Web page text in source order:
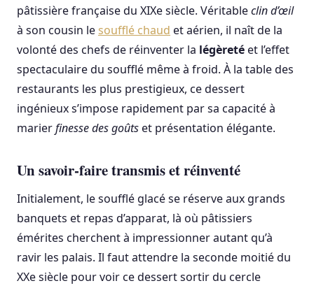
pâtissière française du XIXe siècle. Véritableclin d’œil
à son cousin lesoufflé chaud et aérien, il naît de la
volonté des chefs de réinventer la légèretéet l’effet
spectaculaire du soufflé même à froid. À la table des
restaurants les plus prestigieux, ce dessert
ingénieux s’impose rapidement par sa capacité à
marierfinesse des goûtset présentation élégante.
Un savoir-faire transmis et réinventé
Initialement, le soufflé glacé se réserve aux grands
banquets et repas d’apparat, là où pâtissiers
émérites cherchent à impressionner autant qu’à
ravir les palais. Il faut attendre la seconde moitié du
XXe siècle pour voir ce dessert sortir du cercle